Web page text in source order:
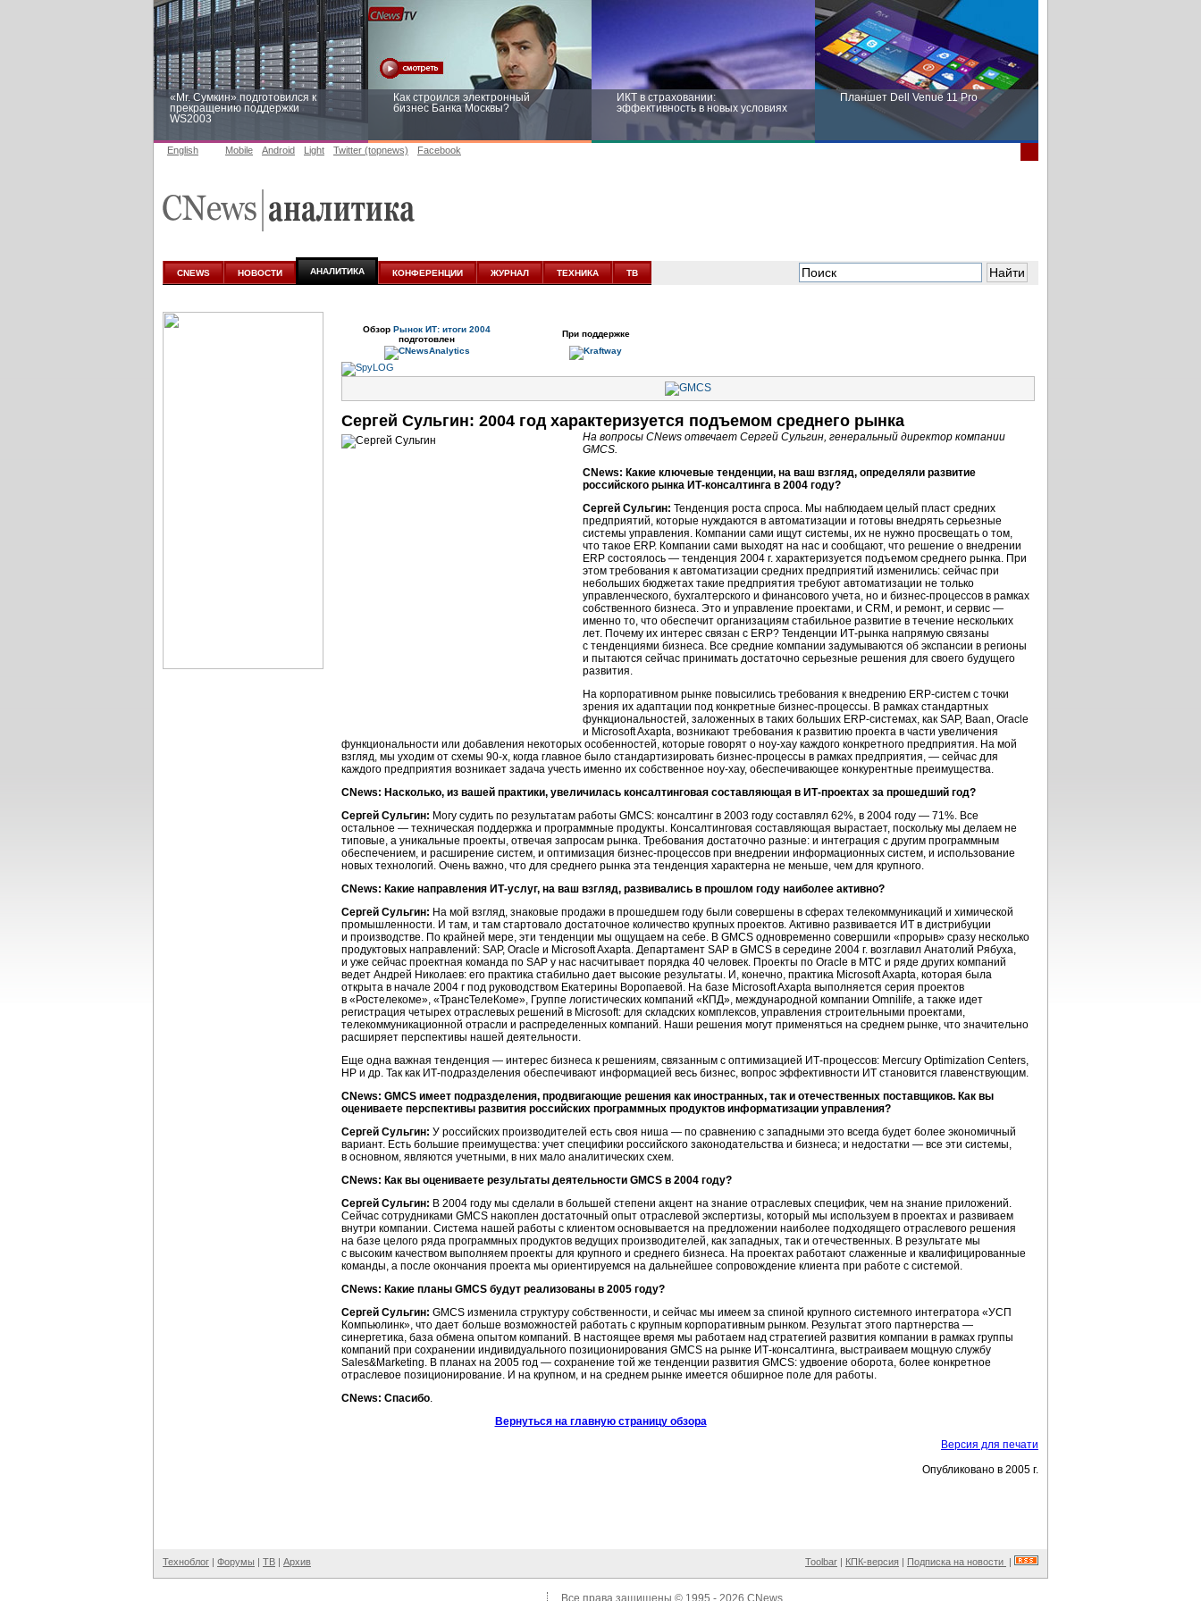
«Mr. Сумкин» подготовился к
прекращению поддержки
WS2003
Как строился электронный
бизнес Банка Москвы?
ИКТ в страховании:
эффективность в новых условиях
Планшет Dell Venue 11 Pro
аналитике
новых условиях
English Mobile Android Light Twitter (topnews) Facebook
CNEWS НОВОСТИ АНАЛИТИКА КОНФЕРЕНЦИИ ЖУРНАЛ ТЕХНИКА ТВ
Обзор Рынок ИТ: итоги 2004
подготовлен
При поддержке
Сергей Сульгин: 2004 год характеризуется подъемом среднего рынка
На вопросы CNews отвечает Сергей Сульгин, генеральный директор компании
GMCS.
CNews: Какие ключевые тенденции, на ваш взгляд, определяли развитие
российского рынка ИТ-консалтинга в 2004 году?
Сергей Сульгин: Тенденция роста спроса. Мы наблюдаем целый пласт средних
предприятий, которые нуждаются в автоматизации и готовы внедрять серьезные
системы управления. Компании сами ищут системы, их не нужно просвещать о том,
что такое ERP. Компании сами выходят на нас и сообщают, что решение о внедрении
ERP состоялось — тенденция 2004 г. характеризуется подъемом среднего рынка. При
этом требования к автоматизации средних предприятий изменились: сейчас при
небольших бюджетах такие предприятия требуют автоматизации не только
управленческого, бухгалтерского и финансового учета, но и бизнес-процессов в рамках
собственного бизнеса. Это и управление проектами, и CRM, и ремонт, и сервис —
именно то, что обеспечит организациям стабильное развитие в течение нескольких
лет. Почему их интерес связан с ERP? Тенденции ИТ-рынка напрямую связаны
с тенденциями бизнеса. Все средние компании задумываются об экспансии в регионы
и пытаются сейчас принимать достаточно серьезные решения для своего будущего
развития.
На корпоративном рынке повысились требования к внедрению ERP-систем с точки
зрения их адаптации под конкретные бизнес-процессы. В рамках стандартных
функциональностей, заложенных в таких больших ERP-системах, как SAP, Baan, Oracle
и Microsoft Axapta, возникают требования к развитию проекта в части увеличения
функциональности или добавления некоторых особенностей, которые говорят о ноу-хау каждого конкретного предприятия. На мой
взгляд, мы уходим от схемы 90-х, когда главное было стандартизировать бизнес-процессы в рамках предприятия, — сейчас для
каждого предприятия возникает задача учесть именно их собственное ноу-хау, обеспечивающее конкурентные преимущества.
CNews: Насколько, из вашей практики, увеличилась консалтинговая составляющая в ИТ-проектах за прошедший год?
Сергей Сульгин: Могу судить по результатам работы GMCS: консалтинг в 2003 году составлял 62%, в 2004 году — 71%. Все
остальное — техническая поддержка и программные продукты. Консалтинговая составляющая вырастает, поскольку мы делаем не
типовые, а уникальные проекты, отвечая запросам рынка. Требования достаточно разные: и интеграция с другим программным
обеспечением, и расширение систем, и оптимизация бизнес-процессов при внедрении информационных систем, и использование
новых технологий. Очень важно, что для среднего рынка эта тенденция характерна не меньше, чем для крупного.
CNews: Какие направления ИТ-услуг, на ваш взгляд, развивались в прошлом году наиболее активно?
Сергей Сульгин: На мой взгляд, знаковые продажи в прошедшем году были совершены в сферах телекоммуникаций и химической
промышленности. И там, и там стартовало достаточное количество крупных проектов. Активно развивается ИТ в дистрибуции
и производстве. По крайней мере, эти тенденции мы ощущаем на себе. В GMCS одновременно совершили «прорыв» сразу несколько
продуктовых направлений: SAP, Oracle и Microsoft Axapta. Департамент SAP в GMCS в середине 2004 г. возглавил Анатолий Рябуха,
и уже сейчас проектная команда по SAP у нас насчитывает порядка 40 человек. Проекты по Oracle в МТС и ряде других компаний
ведет Андрей Николаев: его практика стабильно дает высокие результаты. И, конечно, практика Microsoft Axapta, которая была
открыта в начале 2004 г под руководством Екатерины Воропаевой. На базе Microsoft Axapta выполняется серия проектов
в «Ростелекоме», «ТрансТелеКоме», Группе логистических компаний «КПД», международной компании Omnilife, а также идет
регистрация четырех отраслевых решений в Microsoft: для складских комплексов, управления строительными проектами,
телекоммуникационной отрасли и распределенных компаний. Наши решения могут применяться на среднем рынке, что значительно
расширяет перспективы нашей деятельности.
Еще одна важная тенденция — интерес бизнеса к решениям, связанным с оптимизацией ИТ-процессов: Mercury Optimization Centers,
HP и др. Так как ИТ-подразделения обеспечивают информацией весь бизнес, вопрос эффективности ИТ становится главенствующим.
CNews: GMCS имеет подразделения, продвигающие решения как иностранных, так и отечественных поставщиков. Как вы
оцениваете перспективы развития российских программных продуктов информатизации управления?
Сергей Сульгин: У российских производителей есть своя ниша — по сравнению с западными это всегда будет более экономичный
вариант. Есть большие преимущества: учет специфики российского законодательства и бизнеса; и недостатки — все эти системы,
в основном, являются учетными, в них мало аналитических схем.
CNews: Как вы оцениваете результаты деятельности GMCS в 2004 году?
Сергей Сульгин: В 2004 году мы сделали в большей степени акцент на знание отраслевых специфик, чем на знание приложений.
Сейчас сотрудниками GMCS накоплен достаточный опыт отраслевой экспертизы, который мы используем в проектах и развиваем
внутри компании. Система нашей работы с клиентом основывается на предложении наиболее подходящего отраслевого решения
на базе целого ряда программных продуктов ведущих производителей, как западных, так и отечественных. В результате мы
с высоким качеством выполняем проекты для крупного и среднего бизнеса. На проектах работают слаженные и квалифицированные
команды, а после окончания проекта мы ориентируемся на дальнейшее сопровождение клиента при работе с системой.
CNews: Какие планы GMCS будут реализованы в 2005 году?
Сергей Сульгин: GMCS изменила структуру собственности, и сейчас мы имеем за спиной крупного системного интегратора «УСП
Компьюлинк», что дает больше возможностей работать с крупным корпоративным рынком. Результат этого партнерства —
синергетика, база обмена опытом компаний. В настоящее время мы работаем над стратегией развития компании в рамках группы
компаний при сохранении индивидуального позиционирования GMCS на рынке ИТ-консалтинга, выстраиваем мощную службу
Sales&Marketing. В планах на 2005 год — сохранение той же тенденции развития GMCS: удвоение оборота, более конкретное
отраслевое позиционирование. И на крупном, и на среднем рынке имеется обширное поле для работы.
CNews: Спасибо.
Вернуться на главную страницу обзора
Версия для печати
Опубликовано в 2005 г.
Техноблог | Форумы | ТВ | Архив Toolbar | КПК-версия | Подписка на новости |
Все права защищены © 1995 - 2026 CNews